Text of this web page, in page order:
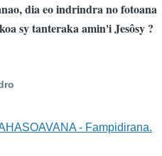
dia eo indrindra no fotoana
sy tanteraka amin'i Jesôsy ?
- Fampidirana.